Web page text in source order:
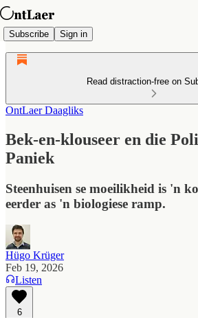
Subscribe Sign in
Read distraction-free on
OntLaer Daagliks
Bek-en-klouseer en die
Paniek
Steenhuisen se moeilikheid is 'n
eerder as 'n biologiese ramp.
Hügo Krüger
Feb 19, 2026
Listen
6